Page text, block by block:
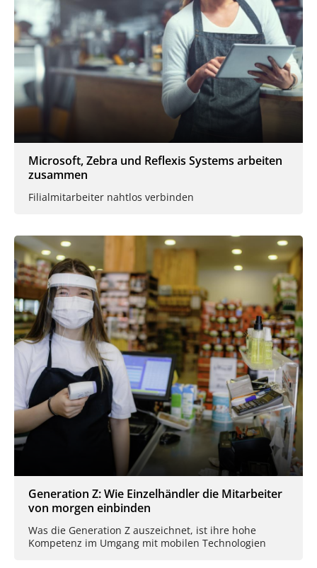
Microsoft, Zebra und Reflexis Systems arbeiten
zusammen
Filialmitarbeiter nahtlos verbinden
Generation Z: Wie Einzelhändler die Mitarbeiter
von morgen einbinden
Was die Generation Z auszeichnet, ist ihre hohe
Kompetenz im Umgang mit mobilen Technologien